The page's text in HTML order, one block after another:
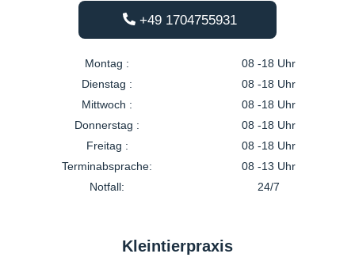
+49 1704755931
Montag :
08 -18 Uhr
Dienstag :
08 -18 Uhr
Mittwoch :
08 -18 Uhr
Donnerstag :
08 -18 Uhr
Freitag :
08 -18 Uhr
Terminabsprache:
08 -13 Uhr
Notfall:
24/7
Kleintierpraxis